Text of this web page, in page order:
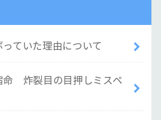
ていた理由について
命 炸裂目の目押しミスペ